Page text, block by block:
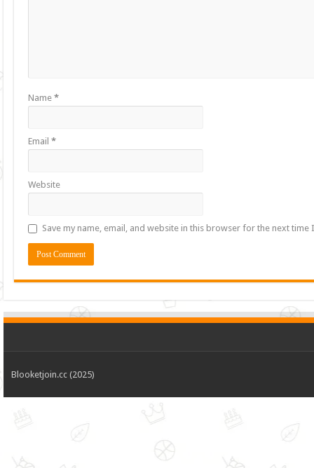
Name*
Email*
Website
Save my name, email, and website in this browser for the next time
Blooketjoin.cc (2025)